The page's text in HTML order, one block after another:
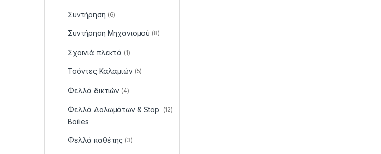
Συντήρηση (6)
Συντήρηση Μηχανισμού (8)
Σχοινιά πλεκτά (1)
Τσόντες Καλαμιών (5)
Φελλά δικτιών (4)
Φελλά Δολωμάτων & Stop
Boilies
(12)
Φελλά καθέτης (3)